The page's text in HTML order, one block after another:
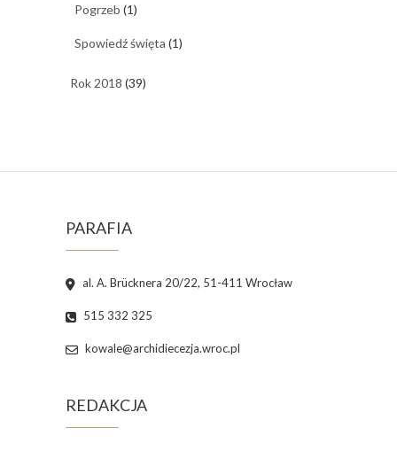
Pogrzeb (1)
Spowiedź święta (1)
Rok 2018 (39)
PARAFIA
al. A. Brücknera 20/22, 51-411 Wrocław
515 332 325
kowale@archidiecezja.wroc.pl
REDAKCJA